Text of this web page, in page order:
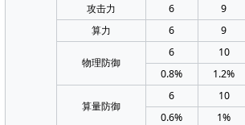
攻击力
6 9
算力
6 9
物理防御
6 10
0.8%
1.2%
算量防御
6 10
0.6%
1%